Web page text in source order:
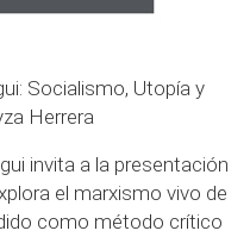
Socialismo, Utopía y
Herrera
invita a la presentación
el marxismo vivo de
como método crítico